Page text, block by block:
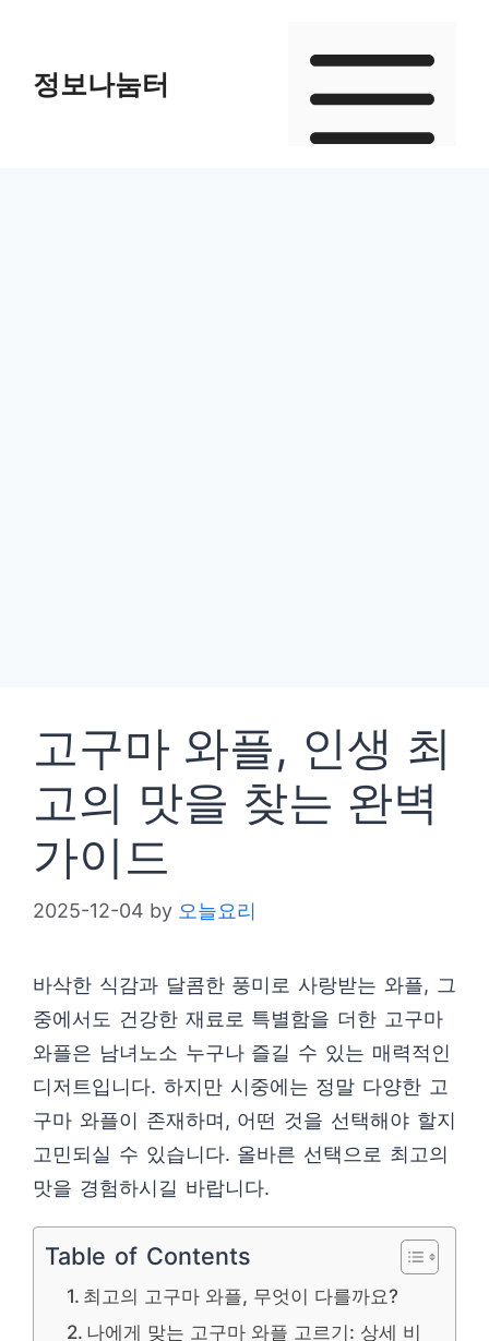
content정보나눔터
고구마 와플, 인생 최
고의 맛을 찾는 완벽
가이드
2025-12-04 by 오늘요리
바삭한 식감과 달콤한 풍미로 사랑받는 와플, 그
중에서도 건강한 재료로 특별함을 더한 고구마
와플은 남녀노소 누구나 즐길 수 있는 매력적인
디저트입니다. 하지만 시중에는 정말 다양한 고
구마 와플이 존재하며, 어떤 것을 선택해야 할지
고민되실 수 있습니다. 올바른 선택으로 최고의
맛을 경험하시길 바랍니다.
Table of Contents
최고의 고구마 와플, 무엇이 다를까요?
나에게 맞는 고구마 와플 고르기: 상세 비